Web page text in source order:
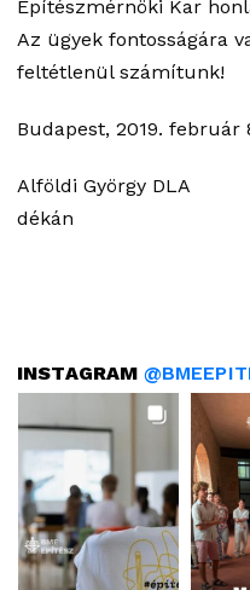
Építészmérnöki Kar
Az ügyek fontosságára
feltétlenül számítunk!
Budapest, 2019. február
Alföldi György DLA
dékán
INSTAGRAM